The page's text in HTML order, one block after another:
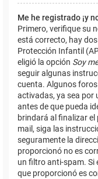
Me he registrado ¡y
Primero, verifique su
está correcto, hay
Protección Infantil
eligió la opción Soy
seguir algunas
cuenta. Algunos
activadas, ya sea por
antes de que pueda
brindará al finalizar el
mail, siga las
seguramente la
proporcionó no es
un filtro anti-spam. Si
que proporcionó es